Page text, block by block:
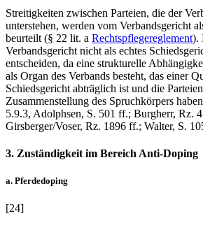
Streitigkeiten zwischen Parteien, die der
unterstehen, werden vom Verbandsgericht
beurteilt (§ 22 lit. a Rechtspflegereglement).
Verbandsgericht nicht als echtes
entscheiden, da eine strukturelle
als Organ des Verbands besteht, das einer
Schiedsgericht abträglich ist und die
Zusammenstellung des Spruchkörpers
5.9.3, Adolphsen, S. 501 ff.; Burgherr, Rz.
Girsberger/Voser, Rz. 1896 ff.; Walter, S.
3. Zuständigkeit im Bereich Anti-Doping
a. Pferdedoping
[24]